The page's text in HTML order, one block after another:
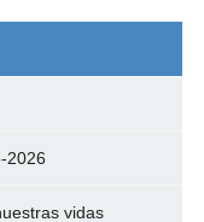
2026
vidas